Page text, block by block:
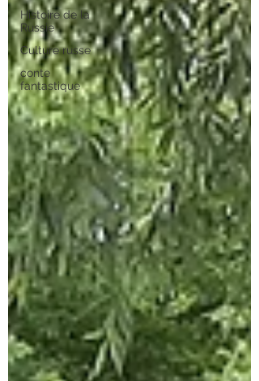
Histoire de la
Russie
Culture russe
conte
fantastique